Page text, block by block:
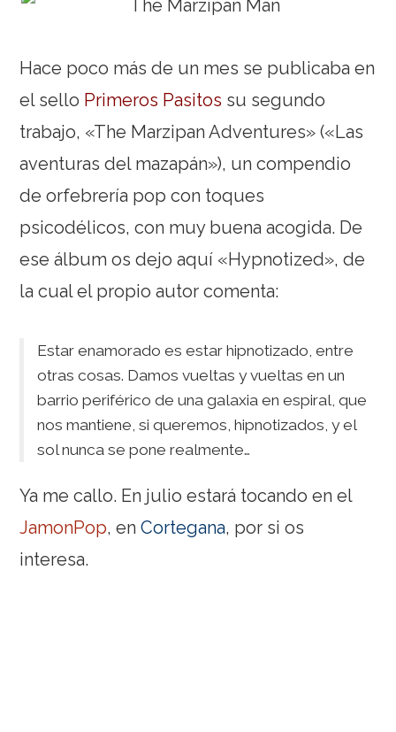
Hace poco más de un mes se publicaba en
el sello Primeros Pasitos su segundo
trabajo, «The Marzipan Adventures» («Las
aventuras del mazapán»), un compendio
de orfebrería pop con toques
psicodélicos, con muy buena acogida. De
ese álbum os dejo aquí «Hypnotized», de
la cual el propio autor comenta:
Estar enamorado es estar hipnotizado, entre
otras cosas. Damos vueltas y vueltas en un
barrio periférico de una galaxia en espiral, que
nos mantiene, si queremos, hipnotizados, y el
sol nunca se pone realmente…
Ya me callo. En julio estará tocando en el
JamonPop, enCortegana, por si os
interesa.